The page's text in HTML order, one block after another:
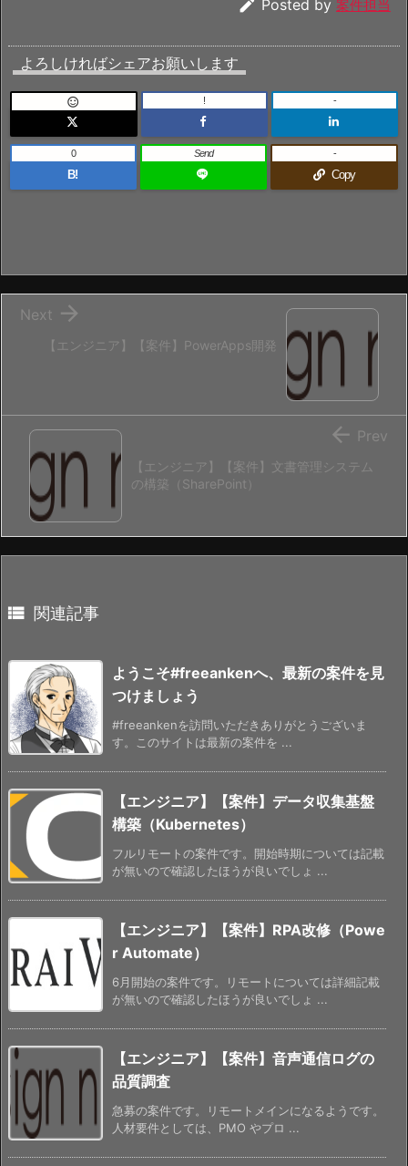
 Posted by 案件担当
よろしければシェアお願いします
 ! -
B!
0 Send
Copy
-
【エンジニア】【案件】PowerApps開発

Next
【エンジニア】【案件】文書管理システム
の構築（SharePoint）
 Prev
 関連記事
ようこそ#freeankenへ、最新の案件を見
つけましょう
#freeankenを訪問いただきありがとうございま
す。このサイトは最新の案件を ...
【エンジニア】【案件】データ収集基盤
構築（Kubernetes）
フルリモートの案件です。開始時期については記載
が無いので確認したほうが良いでしょ ...
【エンジニア】【案件】RPA改修（Powe
r Automate）
6月開始の案件です。リモートについては詳細記載
が無いので確認したほうが良いでしょ ...
【エンジニア】【案件】音声通信ログの
品質調査
急募の案件です。リモートメインになるようです。
人材要件としては、PMO やプロ ...